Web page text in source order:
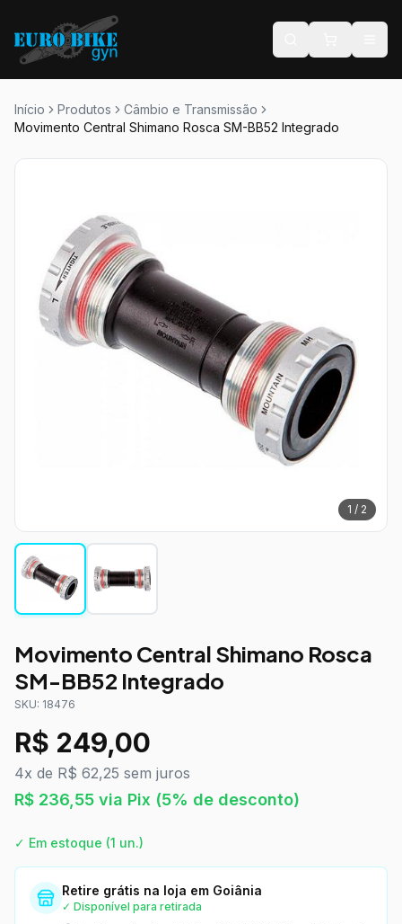
Início Produtos
Câmbio e Transmissão
Movimento Central Shimano Rosca SM-BB52 Integrado
1 / 2
Movimento Central Shimano Rosca
SM-BB52 Integrado
SKU: 18476
R$ 249,00
4x de R$ 62,25 sem juros
R$ 236,55 via Pix (5% de desconto)
✓ Em estoque (1 un.)
Retire grátis na loja em Goiânia
✓ Disponível para retirada